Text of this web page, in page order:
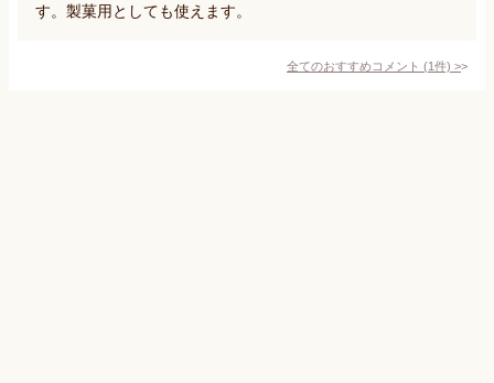
す。製菓用としても使えます。
全てのおすすめコメント (1件) >